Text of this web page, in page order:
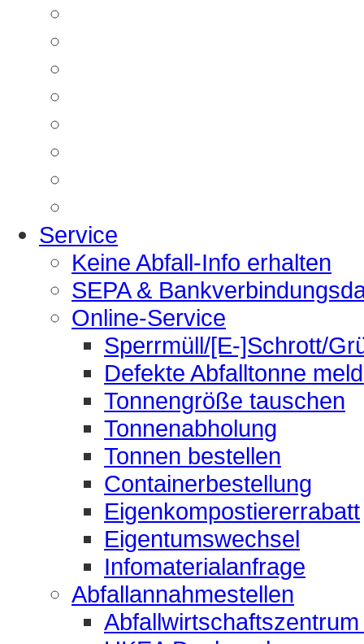
Service
Keine Abfall-Info erhalten
SEPA &
Online-Service
Sperrmüll/[E-]Schrott/
Defekte Abfalltonne
Tonnengröße tauschen
Tonnenabholung
Tonnen bestellen
Containerbestellung
Eigenkompostiererrabatt
Eigentumswechsel
Infomaterialanfrage
Abfallannahmestellen